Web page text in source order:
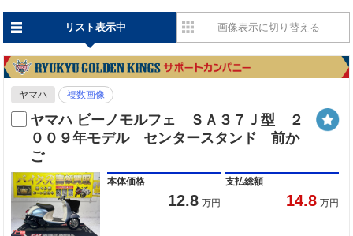
リスト表示中 画像表示に切り替える
ヤマハ 複数画像
ヤマハ ビーノモルフェ ＳＡ３７Ｊ型 ２
００９年モデル センタースタンド 前か
ご
本体価格
12.8 万円
支払総額
14.8 万円